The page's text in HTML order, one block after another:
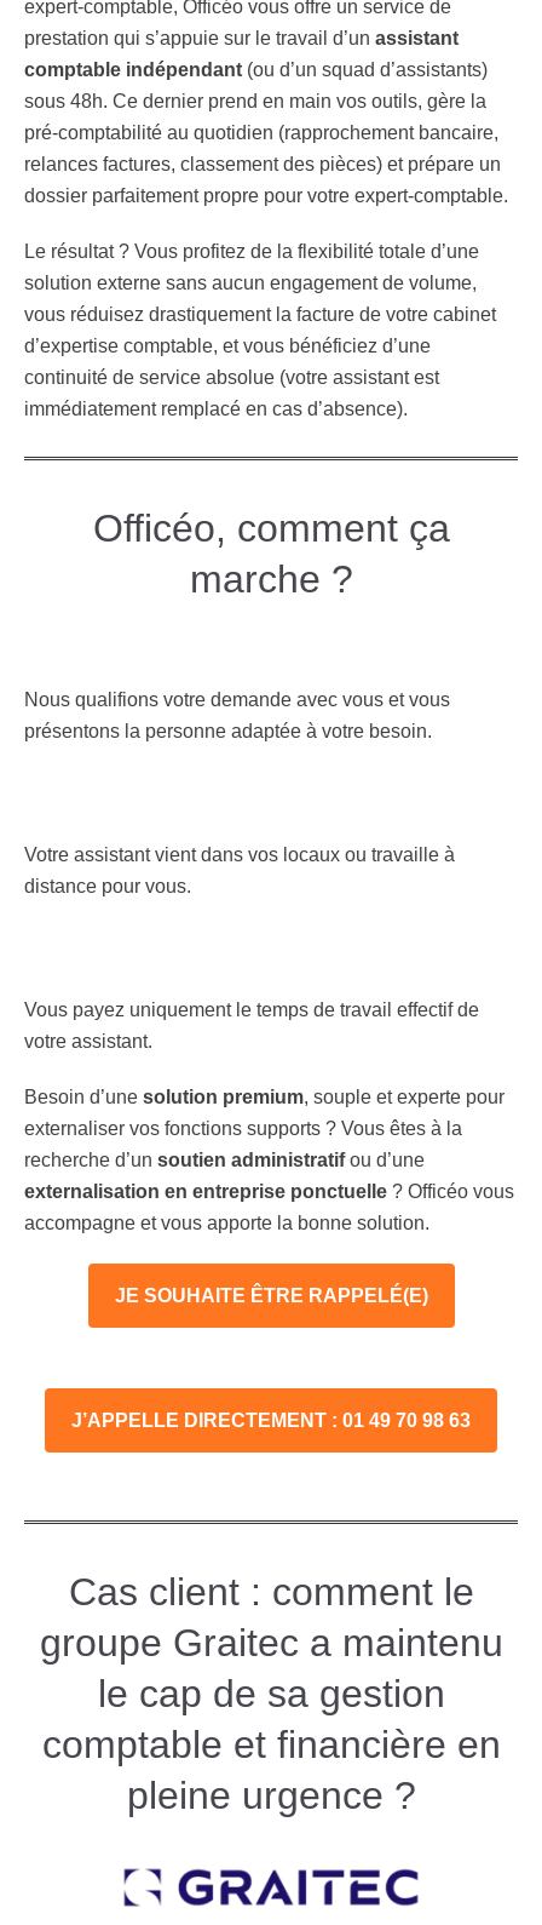
expert-comptable, Officéo vous offre un service de
prestation qui s’appuie sur le travail d’un assistant
comptable indépendant (ou d’un squad d’assistants)
sous 48h. Ce dernier prend en main vos outils, gère la
pré-comptabilité au quotidien (rapprochement bancaire,
relances factures, classement des pièces) et prépare un
dossier parfaitement propre pour votre expert-comptable.
Le résultat ? Vous profitez de la flexibilité totale d’une
solution externe sans aucun engagement de volume,
vous réduisez drastiquement la facture de votre cabinet
d’expertise comptable, et vous bénéficiez d’une
continuité de service absolue (votre assistant est
immédiatement remplacé en cas d’absence).
Officéo, comment ça
marche ?
Nous qualifions votre demande avec vous et vous
présentons la personne adaptée à votre besoin.
Votre assistant vient dans vos locaux ou travaille à
distance pour vous.
Vous payez uniquement le temps de travail effectif de
votre assistant.
Besoin d’une solution premium, souple et experte pour
externaliser vos fonctions supports ? Vous êtes à la
recherche d’un soutien administratifou d’une
externalisation en entreprise ponctuelle ? Officéo vous
accompagne et vous apporte la bonne solution.
JE SOUHAITE ÊTRE RAPPELÉ(E)
J’APPELLE DIRECTEMENT : 01 49 70 98 63
Cas client : comment le
groupe Graitec a maintenu
le cap de sa gestion
comptable et financière en
pleine urgence ?